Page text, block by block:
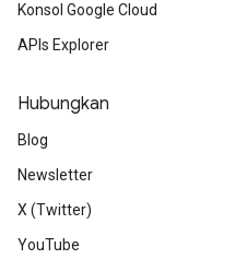
Konsol Google Cloud
APIs Explorer
Hubungkan
Blog
Newsletter
X (Twitter)
YouTube